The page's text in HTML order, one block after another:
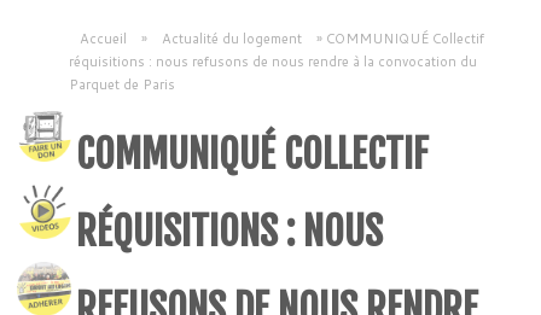
Accueil » Actualité du logement » COMMUNIQUÉ Collectif
réquisitions : nous refusons de nous rendre à la convocation du
Parquet de Paris
COMMUNIQUÉ COLLECTIF
RÉQUISITIONS : NOUS